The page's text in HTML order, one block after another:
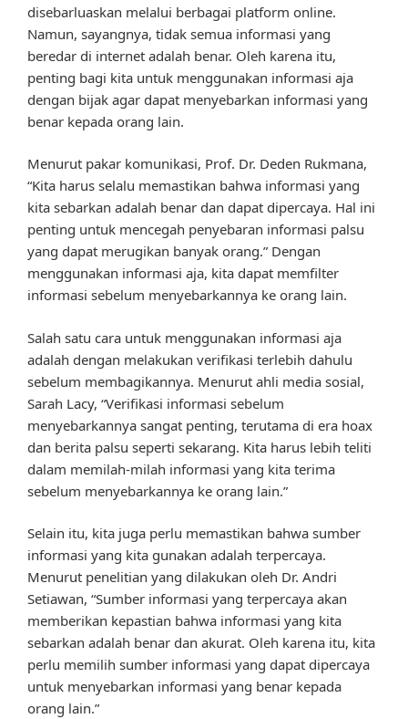
disebarluaskan melalui berbagai platform online.
Namun, sayangnya, tidak semua informasi yang
beredar di internet adalah benar. Oleh karena itu,
penting bagi kita untuk menggunakan informasi aja
dengan bijak agar dapat menyebarkan informasi yang
benar kepada orang lain.
Menurut pakar komunikasi, Prof. Dr. Deden Rukmana,
“Kita harus selalu memastikan bahwa informasi yang
kita sebarkan adalah benar dan dapat dipercaya. Hal ini
penting untuk mencegah penyebaran informasi palsu
yang dapat merugikan banyak orang.” Dengan
menggunakan informasi aja, kita dapat memfilter
informasi sebelum menyebarkannya ke orang lain.
Salah satu cara untuk menggunakan informasi aja
adalah dengan melakukan verifikasi terlebih dahulu
sebelum membagikannya. Menurut ahli media sosial,
Sarah Lacy, “Verifikasi informasi sebelum
menyebarkannya sangat penting, terutama di era hoax
dan berita palsu seperti sekarang. Kita harus lebih teliti
dalam memilah-milah informasi yang kita terima
sebelum menyebarkannya ke orang lain.”
Selain itu, kita juga perlu memastikan bahwa sumber
informasi yang kita gunakan adalah terpercaya.
Menurut penelitian yang dilakukan oleh Dr. Andri
Setiawan, “Sumber informasi yang terpercaya akan
memberikan kepastian bahwa informasi yang kita
sebarkan adalah benar dan akurat. Oleh karena itu, kita
perlu memilih sumber informasi yang dapat dipercaya
untuk menyebarkan informasi yang benar kepada
orang lain.”